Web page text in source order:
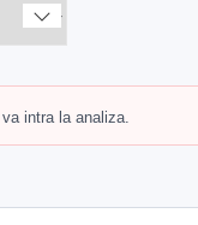
intra la analiza.